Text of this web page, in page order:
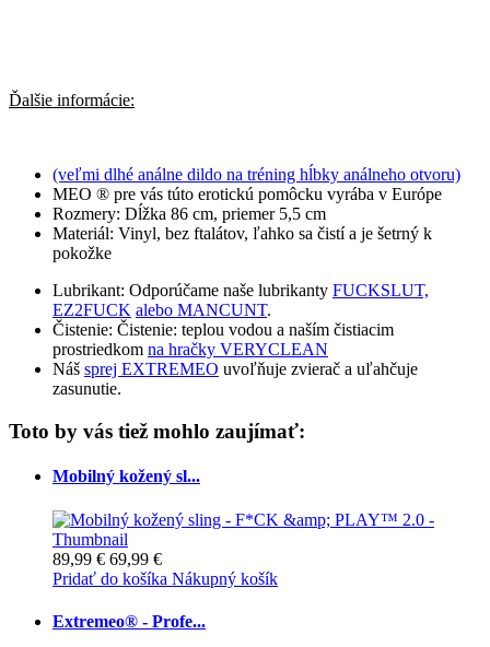
Ďalšie informácie:
(veľmi dlhé análne dildo na tréning hĺbky análneho otvoru)
MEO ® pre vás túto erotickú pomôcku vyrába v Európe
Rozmery: Dĺžka 86 cm, priemer 5,5 cm
Materiál: Vinyl, bez ftalátov, ľahko sa čistí a je šetrný k
pokožke
Lubrikant: Odporúčame naše lubrikanty FUCKSLUT,
EZ2FUCK alebo MANCUNT.
Čistenie: Čistenie: teplou vodou a naším čistiacim
prostriedkom na hračky VERYCLEAN
Náš sprej EXTREMEO uvoľňuje zvierač a uľahčuje
zasunutie.
Toto by vás tiež mohlo zaujímať:
Mobilný kožený sl...
89,99 € 69,99 €
Pridať do košíka Nákupný košík
Extremeo® - Profe...